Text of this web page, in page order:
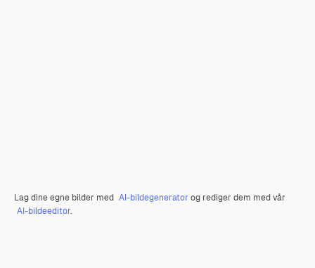
Lag dine egne bilder med AI-bildegenerator og rediger dem med vår
AI-bildeeditor.